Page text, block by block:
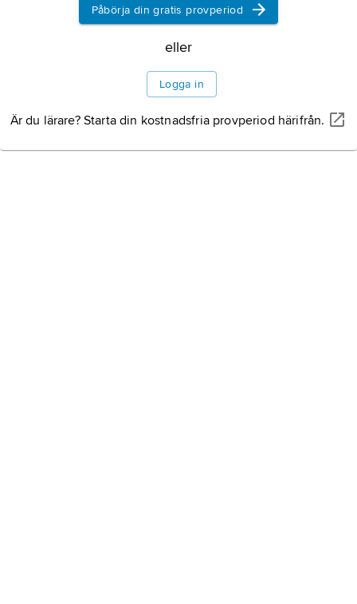
Påbörja din gratis provperiod
eller
Logga in
Är du lärare? Starta din kostnadsfria provperiod härifrån.